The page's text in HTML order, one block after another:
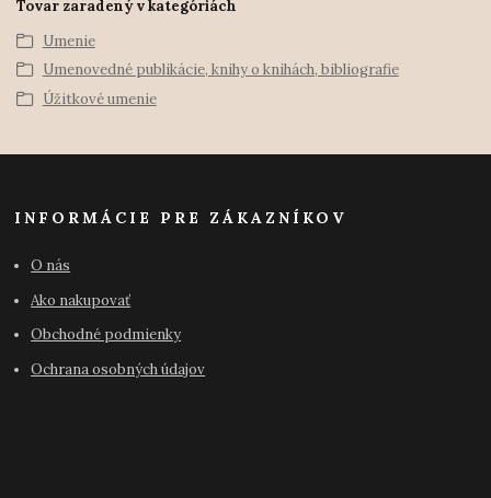
Tovar zaradený v kategóriách
Umenie
Umenovedné publikácie, knihy o knihách, bibliografie
Úžitkové umenie
INFORMÁCIE PRE ZÁKAZNÍKOV
O nás
Ako nakupovať
Obchodné podmienky
Ochrana osobných údajov